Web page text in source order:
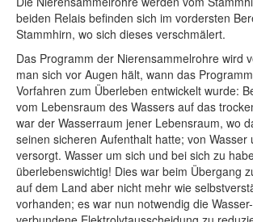
beiden Relais befinden sich im vordersten
Stammhirn, wo sich dieses verschmälert.
Das Programm der Nierensammelrohre wird
man sich vor Augen hält, wann das
Vorfahren zum Überleben entwickelt wurde:
vom Lebensraum des Wassers auf das
war der Wasserraum jener Lebensraum, wo
seinen sicheren Aufenthalt hatte; von Wasser
versorgt. Wasser um sich und bei sich zu
überlebenswichtig! Dies war beim Übergang
auf dem Land aber nicht mehr wie
vorhanden; es war nun notwendig die